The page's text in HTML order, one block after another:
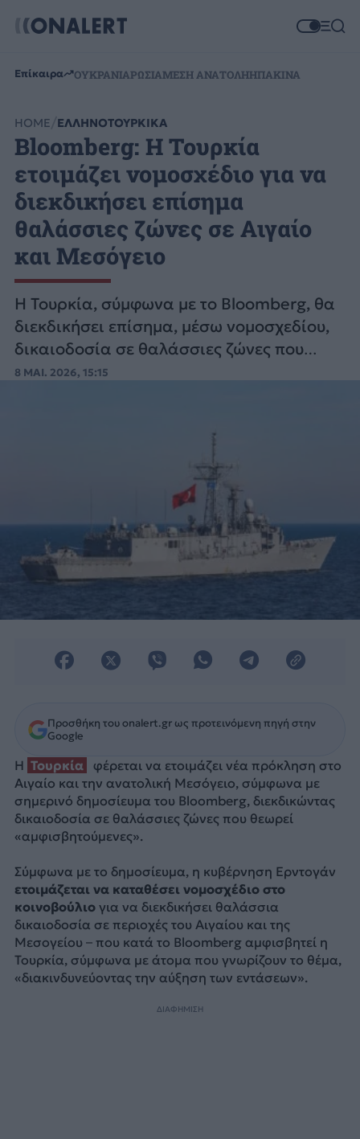
Επίκαιρα ΟΥΚΡΑΝΙΑΡΩΣΙΑΜΕΣΗ ΑΝΑΤΟΛΗΗΠΑΚΙΝΑ
HOME ΕΛΛΗΝΟΤΟΥΡΚΙΚΑ
Bloomberg: Η Τουρκία
ετοιμάζει νομοσχέδιο για να
διεκδικήσει επίσημα
θαλάσσιες ζώνες σε Αιγαίο
και Μεσόγειο
Η Τουρκία, σύμφωνα με το Bloomberg, θα
διεκδικήσει επίσημα, μέσω νομοσχεδίου,
δικαιοδοσία σε θαλάσσιες ζώνες που
θεωρεί «αμφισβητούμενες».
8 ΜΑΙ. 2026, 15:15
Προσθήκη του onalert.gr ως προτεινόμενη πηγή στην
Google
Η Τουρκία
φέρεται να ετοιμάζει νέα πρόκληση στο
Αιγαίο και την ανατολική Μεσόγειο, σύμφωνα με
σημερινό δημοσίευμα του Bloomberg, διεκδικώντας
δικαιοδοσία σε θαλάσσιες ζώνες που θεωρεί
«αμφισβητούμενες».
Σύμφωνα με το δημοσίευμα, η κυβέρνηση Ερντογάν
ετοιμάζεται να καταθέσει νομοσχέδιο στο
κοινοβούλιογια να διεκδικήσει θαλάσσια
δικαιοδοσία σε περιοχές του Αιγαίου και της
Μεσογείου – που κατά το Bloomberg αμφισβητεί η
Τουρκία, σύμφωνα με άτομα που γνωρίζουν το θέμα,
«διακινδυνεύοντας την αύξηση των εντάσεων».
ΔΙΑΦΗΜΙΣΗ